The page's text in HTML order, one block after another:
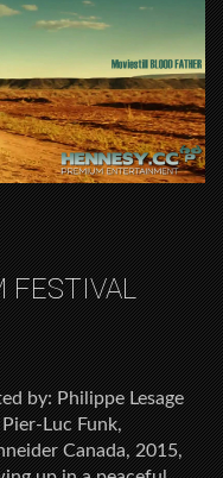
FESTIVAL
by: Philippe Lesage
Luc Funk,
Canada, 2015,